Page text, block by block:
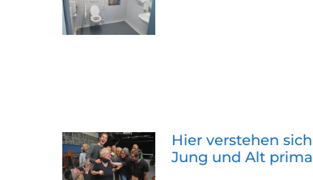
Hier verstehen sich
Jung und Alt prima